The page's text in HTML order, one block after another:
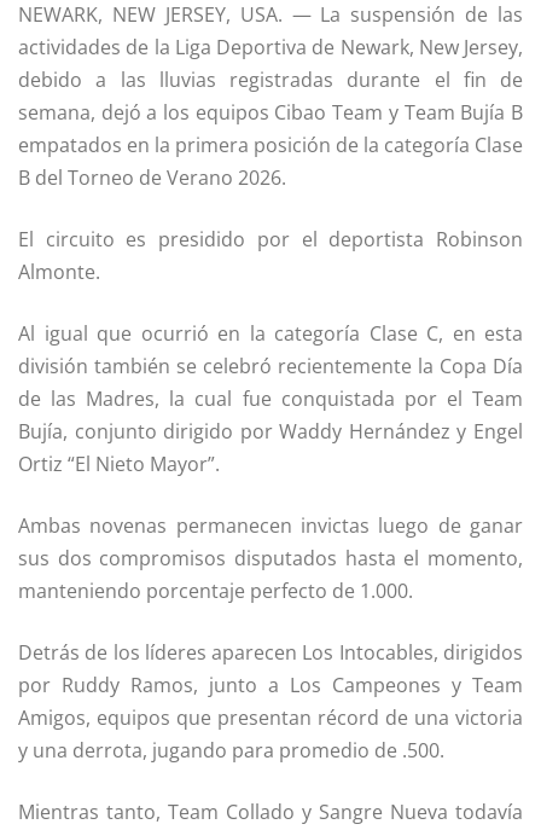
NEWARK, NEW JERSEY, USA. — La suspensión de las
actividades de la Liga Deportiva de Newark, New Jersey,
debido a las lluvias registradas durante el fin de
semana, dejó a los equipos Cibao Team y Team Bujía B
empatados en la primera posición de la categoría Clase
B del Torneo de Verano 2026.
El circuito es presidido por el deportista Robinson
Almonte.
Al igual que ocurrió en la categoría Clase C, en esta
división también se celebró recientemente la Copa Día
de las Madres, la cual fue conquistada por el Team
Bujía, conjunto dirigido por Waddy Hernández y Engel
Ortiz “El Nieto Mayor”.
Ambas novenas permanecen invictas luego de ganar
sus dos compromisos disputados hasta el momento,
manteniendo porcentaje perfecto de 1.000.
Detrás de los líderes aparecen Los Intocables, dirigidos
por Ruddy Ramos, junto a Los Campeones y Team
Amigos, equipos que presentan récord de una victoria
y una derrota, jugando para promedio de .500.
Mientras tanto, Team Collado y Sangre Nueva todavía